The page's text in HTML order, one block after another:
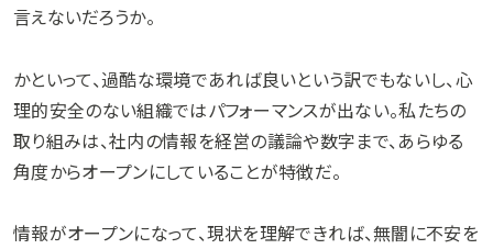
言えないだろうか。
かといって、過酷な環境であれば良いという訳でもないし、心
理的安全のない組織ではパフォーマンスが出ない。私たちの
取り組みは、社内の情報を経営の議論や数字まで、あらゆる
角度からオープンにしていることが特徴だ。
情報がオープンになって、現状を理解できれば、無闇に不安を